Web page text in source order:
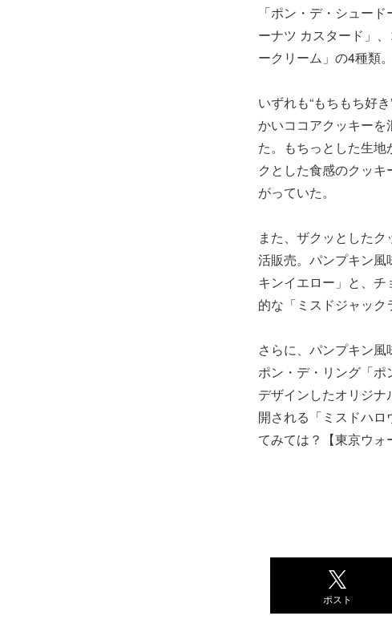
「ポン・デ・シュー
ーナツ カスタード」
ークリーム」の4種類。
いずれも“もちもち好
かいココアクッキー
た。もちっとした生
クとした食感のクッ
がっていた。
また、ザクッとした
活販売。パンプキン
キンイエロー」と、
的な「ミスドジャック
さらに、パンプキン
ポン・デ・リング「
デザインしたオリジ
開される「ミスドハ
てみては？【東京ウォ
ポスト